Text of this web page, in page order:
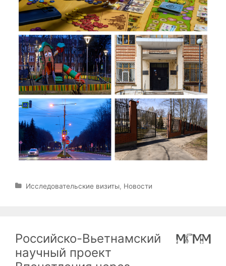
Р
к
Исследовательские визиты, Новости
Российско-Вьетнамский
научный проект